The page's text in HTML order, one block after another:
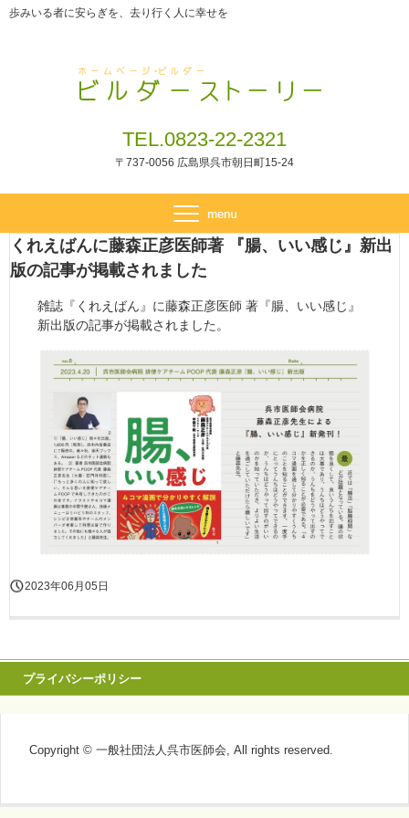
歩みいる者に安らぎを、去り行く人に幸せを
TEL.0823-22-2321
〒737-0056 広島県呉市朝日町15-24
くれえばんに藤森正彦医師著 『腸、いい感じ』新出
版の記事が掲載されました
雑誌『くれえばん』に藤森正彦医師 著『腸、いい感じ』
新出版の記事が掲載されました。
2023年06月05日
プライバシーポリシー
Copyright © 一般社団法人呉市医師会, All rights reserved.